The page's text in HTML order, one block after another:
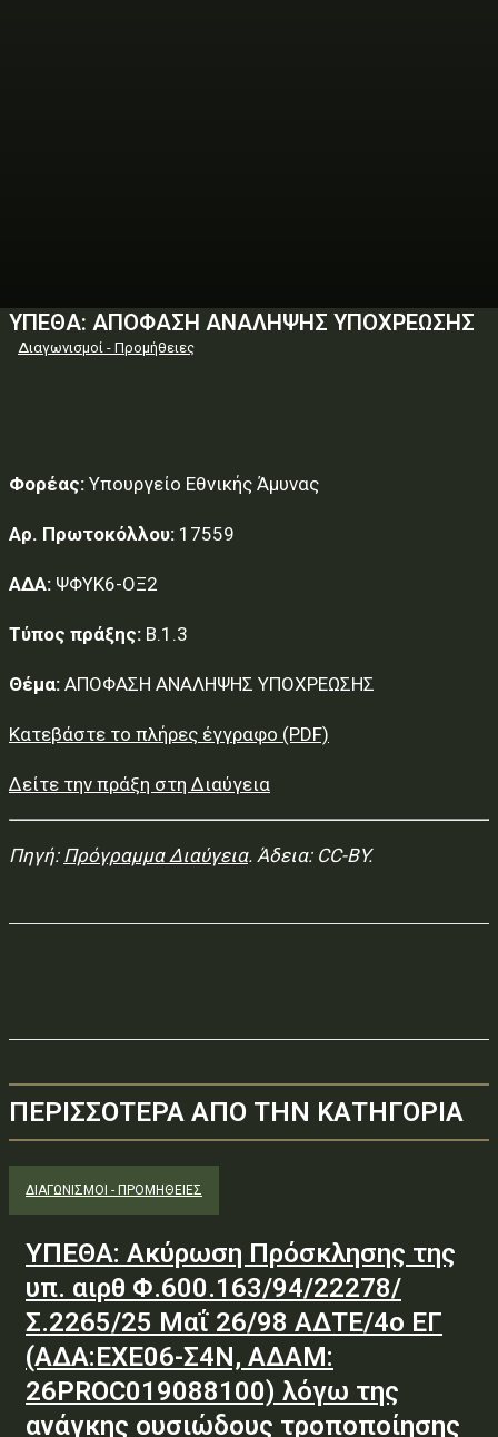
ΥΠΕΘΑ: ΑΠΟΦΑΣΗ ΑΝΑΛΗΨΗΣ ΥΠΟΧΡΕΩΣΗΣ
Διαγωνισμοί - Προμήθειες
Φορέας: Υπουργείο Εθνικής Άμυνας
Αρ. Πρωτοκόλλου: 17559
ΑΔΑ: ΨΦΥΚ6-ΟΞ2
Τύπος πράξης: Β.1.3
Θέμα: ΑΠΟΦΑΣΗ ΑΝΑΛΗΨΗΣ ΥΠΟΧΡΕΩΣΗΣ
Κατεβάστε το πλήρες έγγραφο (PDF)
Δείτε την πράξη στη Διαύγεια
Πηγή: Πρόγραμμα Διαύγεια. Άδεια: CC-BY.
ΠΕΡΙΣΣΟΤΕΡΑ ΑΠΟ ΤΗΝ ΚΑΤΗΓΟΡΙΑ
ΔΙΑΓΩΝΙΣΜΟΊ - ΠΡΟΜΉΘΕΙΕΣ
ΥΠΕΘΑ: Ακύρωση Πρόσκλησης της
υπ. αιρθ Φ.600.163/94/22278/
Σ.2265/25 Μαΐ 26/98 ΑΔΤΕ/4ο ΕΓ
(ΑΔΑ:ΕΧΕ06-Σ4Ν, ΑΔΑΜ:
26PROC019088100) λόγω της
ανάγκης ουσιώδους τροποποίησης